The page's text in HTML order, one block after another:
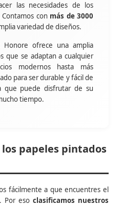
las necesidades de los
con más de 3000
variedad de diseños.
Honore ofrece una amplia
que se adaptan a cualquier
modernos hasta más
para ser durable y fácil de
que puede disfrutar de su
tiempo.
papeles pintados
fácilmente a que encuentres el
Por eso clasificamos nuestros